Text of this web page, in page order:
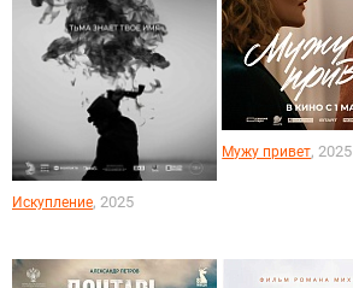
Искупление, 2025
Мужу привет, 2025